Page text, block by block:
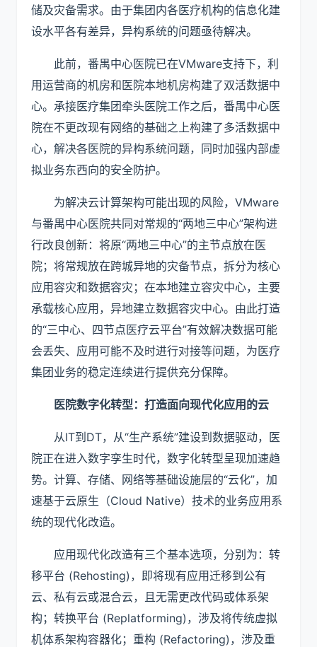
储及灾备需求。由于集团内各医疗机构的信息化建
设水平各有差异，异构系统的问题亟待解决。
此前，番禺中心医院已在VMware支持下，利
用运营商的机房和医院本地机房构建了双活数据中
心。承接医疗集团牵头医院工作之后，番禺中心医
院在不更改现有网络的基础之上构建了多活数据中
心，解决各医院的异构系统问题，同时加强内部虚
拟业务东西向的安全防护。
为解决云计算架构可能出现的风险，VMware
与番禺中心医院共同对常规的“两地三中心”架构进
行改良创新：将原“两地三中心”的主节点放在医
院；将常规放在跨城异地的灾备节点，拆分为核心
应用容灾和数据容灾；在本地建立容灾中心，主要
承载核心应用，异地建立数据容灾中心。由此打造
的“三中心、四节点医疗云平台”有效解决数据可能
会丢失、应用可能不及时进行对接等问题，为医疗
集团业务的稳定连续进行提供充分保障。
医院数字化转型：打造面向现代化应用的云
从IT到DT，从“生产系统”建设到数据驱动，医
院正在进入数字孪生时代，数字化转型呈现加速趋
势。计算、存储、网络等基础设施层的“云化”，加
速基于云原生（Cloud Native）技术的业务应用系
统的现代化改造。
应用现代化改造有三个基本选项，分别为：转
移平台 (Rehosting)，即将现有应用迁移到公有
云、私有云或混合云，且无需更改代码或体系架
构；转换平台 (Replatforming)，涉及将传统虚拟
机体系架构容器化；重构 (Refactoring)，涉及重